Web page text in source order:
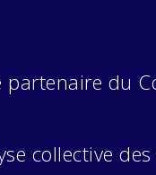
du
collective